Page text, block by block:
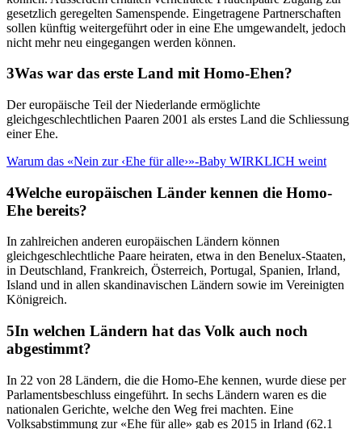
gesetzlich geregelten Samenspende. Eingetragene Partnerschaften
sollen künftig weitergeführt oder in eine Ehe umgewandelt, jedoch
nicht mehr neu eingegangen werden können.
Was war das erste Land mit Homo-Ehen?
Der europäische Teil der Niederlande ermöglichte
gleichgeschlechtlichen Paaren 2001 als erstes Land die Schliessung
einer Ehe.
Warum das «Nein zur ‹Ehe für alle›»-Baby WIRKLICH weint
Welche europäischen Länder kennen die Homo-
Ehe bereits?
In zahlreichen anderen europäischen Ländern können
gleichgeschlechtliche Paare heiraten, etwa in den Benelux-Staaten,
in Deutschland, Frankreich, Österreich, Portugal, Spanien, Irland,
Island und in allen skandinavischen Ländern sowie im Vereinigten
Königreich.
In welchen Ländern hat das Volk auch noch
abgestimmt?
In 22 von 28 Ländern, die die Homo-Ehe kennen, wurde diese per
Parlamentsbeschluss eingeführt. In sechs Ländern waren es die
nationalen Gerichte, welche den Weg frei machten. Eine
Volksabstimmung zur «Ehe für alle» gab es 2015 in Irland (62.1